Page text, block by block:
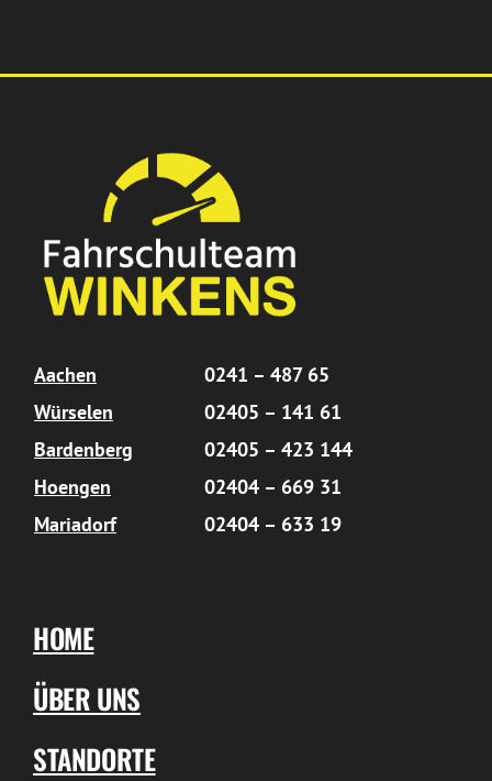
Aachen
0241 – 487 65
Würselen
02405 – 141 61
Bardenberg
02405 – 423 144
Hoengen
02404 – 669 31
Mariadorf
02404 – 633 19
HOME
ÜBER UNS
STANDORTE